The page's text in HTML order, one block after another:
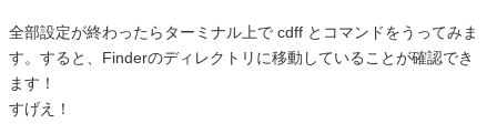
全部設定が終わったらターミナル上で cdff とコマンドをうってみま
す。すると、Finderのディレクトリに移動していることが確認でき
ます！
すげえ！